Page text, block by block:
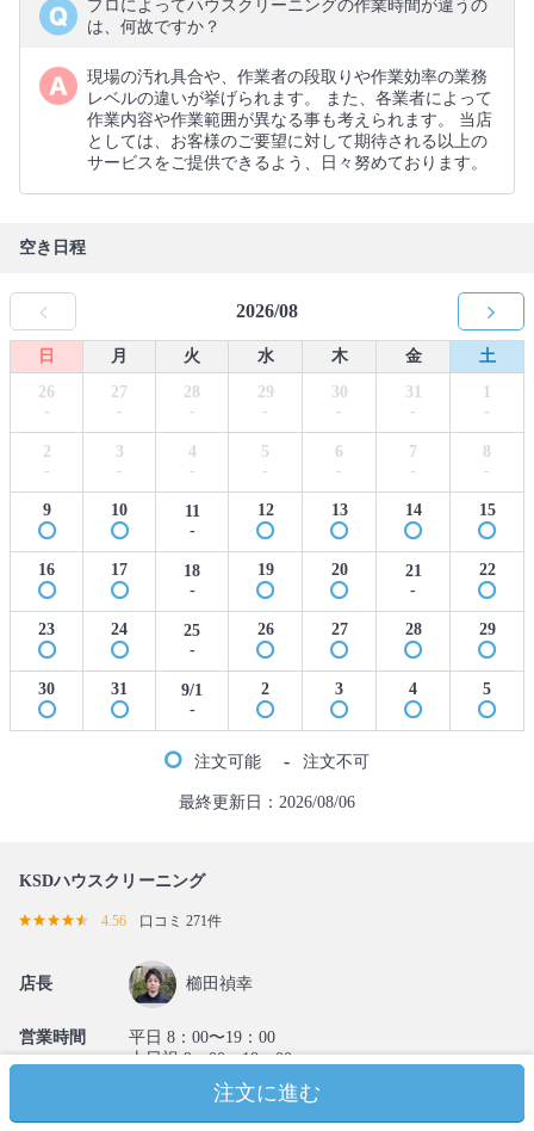
プロによってハウスクリーニングの作業時間が違うの
は、何故ですか？
現場の汚れ具合や、作業者の段取りや作業効率の業務
レベルの違いが挙げられます。 また、各業者によって
作業内容や作業範囲が異なる事も考えられます。 当店
としては、お客様のご要望に対して期待される以上の
サービスをご提供できるよう、日々努めております。
空き日程
2026/08
日 月 火 水 木 金
土
26
-
27
-
28
-
29
-
30
-
31
-
1
-
2
-
3
-
4
-
5
-
6
-
7
-
8
-
9 10
11
-
12 13 14 15
16 17
18
-
19 20
21
-
22
23 24
25
-
26 27 28 29
30 31
9/1
-
2 3 4 5
注文可能 - 注文不可
最終更新日：2026/08/06
KSDハウスクリーニング
4.56 口コミ 271件
店長 櫛田禎幸
営業時間
平日 8：00〜19：00
土日祝 9：00〜18：00
注文に進む